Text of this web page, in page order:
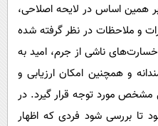
همین اساس در لایحه اصلاحی،
و ملاحظات در نظر گرفته شده
ناشی از جرم، امید به
و همچنین امکان ارزیابی و
مشخص مورد توجه قرار گیرد. در
تا بررسی شود فردی که اظهار